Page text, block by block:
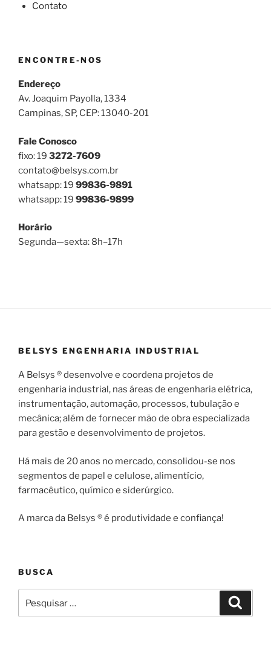
Contato
ENCONTRE-NOS
Endereço
Av. Joaquim Payolla, 1334
Campinas, SP, CEP: 13040-201
Fale Conosco
fixo: 19 3272-7609
contato@belsys.com.br
whatsapp: 19 99836-9891
whatsapp: 19 99836-9899
Horário
Segunda—sexta: 8h–17h
BELSYS ENGENHARIA INDUSTRIAL
A Belsys ® desenvolve e coordena projetos de
engenharia industrial, nas áreas de engenharia elétrica,
instrumentação, automação, processos, tubulação e
mecânica; além de fornecer mão de obra especializada
para gestão e desenvolvimento de projetos.
Há mais de 20 anos no mercado, consolidou-se nos
segmentos de papel e celulose, alimentício,
farmacêutico, químico e siderúrgico.
A marca da Belsys ® é produtividade e confiança!
BUSCA
por: